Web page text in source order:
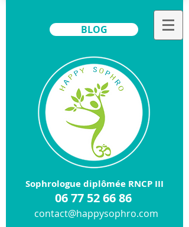
BLOG
Sophrologue diplômée RNCP III
​0677 52 66 86
contact@happysophro.com